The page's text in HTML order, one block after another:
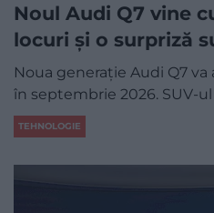
Noul Audi Q7 vine
locuri și o surpriză
Noua generație Audi Q7
în septembrie 2026. SUV-
TEHNOLOGIE